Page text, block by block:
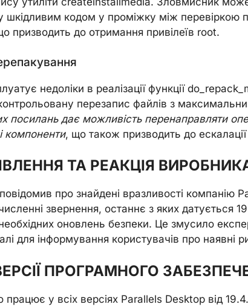
шкідливим кодом у проміжку між перевіркою
призводить до отримання привілеїв root.
недоліки в реалізації функції
перезапис файлів з
посилань дає можливість перенаправляти
компоненти, що також призводить до ескалації
ТА РЕАКЦІЯ
про знайдені вразливості компанію
звернення, останнє з яких датується
оновлень безпеки. Це змусило
для інформування користувачів про наявні
ПРОГРАМНОГО
у всіх версіях Parallels Desktop від